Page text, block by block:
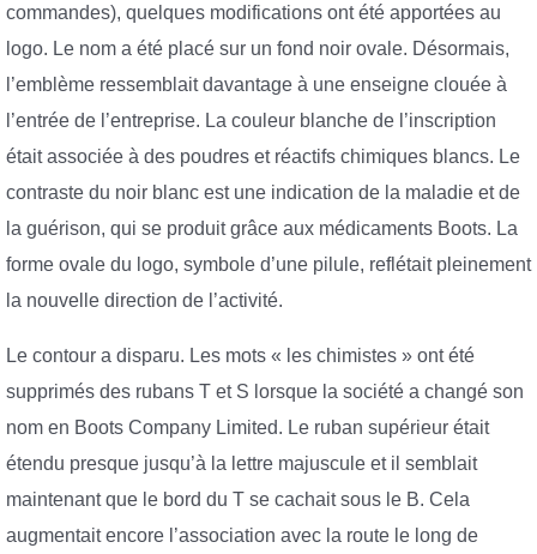
commandes), quelques modifications ont été apportées au
logo. Le nom a été placé sur un fond noir ovale. Désormais,
l’emblème ressemblait davantage à une enseigne clouée à
l’entrée de l’entreprise. La couleur blanche de l’inscription
était associée à des poudres et réactifs chimiques blancs. Le
contraste du noir blanc est une indication de la maladie et de
la guérison, qui se produit grâce aux médicaments Boots. La
forme ovale du logo, symbole d’une pilule, reflétait pleinement
la nouvelle direction de l’activité.
Le contour a disparu. Les mots « les chimistes » ont été
supprimés des rubans T et S lorsque la société a changé son
nom en Boots Company Limited. Le ruban supérieur était
étendu presque jusqu’à la lettre majuscule et il semblait
maintenant que le bord du T se cachait sous le B. Cela
augmentait encore l’association avec la route le long de